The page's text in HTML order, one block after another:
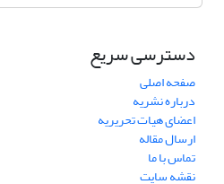
دسترسی سریع
صفحه اصلی
درباره نشریه
اعضای هیات تحریریه
ارسال مقاله
تماس با ما
نقشه سایت